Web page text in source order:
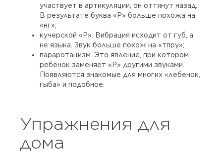
участвует в артикуляции, он оттянут назад.
В результате буква «Р» больше похожа на
«нг»;
кучерской «Р». Вибрация исходит от губ, а
не языка. Звук больше похож на «тпру»;
параротацизм. Это явление, при котором
ребёнок заменяет «Р» другими звуками.
Появляются знакомые для многих «лебенок,
гыба» и подобное.
Упражнения для
дома